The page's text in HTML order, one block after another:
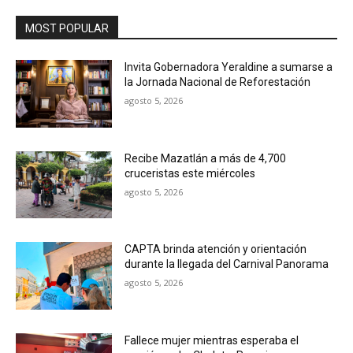
MOST POPULAR
Invita Gobernadora Yeraldine a sumarse a
la Jornada Nacional de Reforestación
agosto 5, 2026
Recibe Mazatlán a más de 4,700
cruceristas este miércoles
agosto 5, 2026
CAPTA brinda atención y orientación
durante la llegada del Carnival Panorama
agosto 5, 2026
Fallece mujer mientras esperaba el